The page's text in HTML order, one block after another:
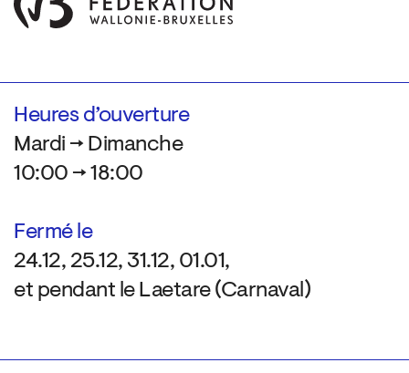
Heures d’ouverture
Mardi → Dimanche
10:00 → 18:00
Fermé le
24.12, 25.12, 31.12, 01.01,
et pendant le Laetare (Carnaval)